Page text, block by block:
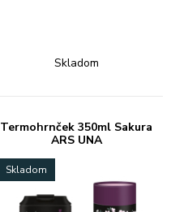
Skladom
Termohrnček 350ml Sakura
ARS UNA
Skladom